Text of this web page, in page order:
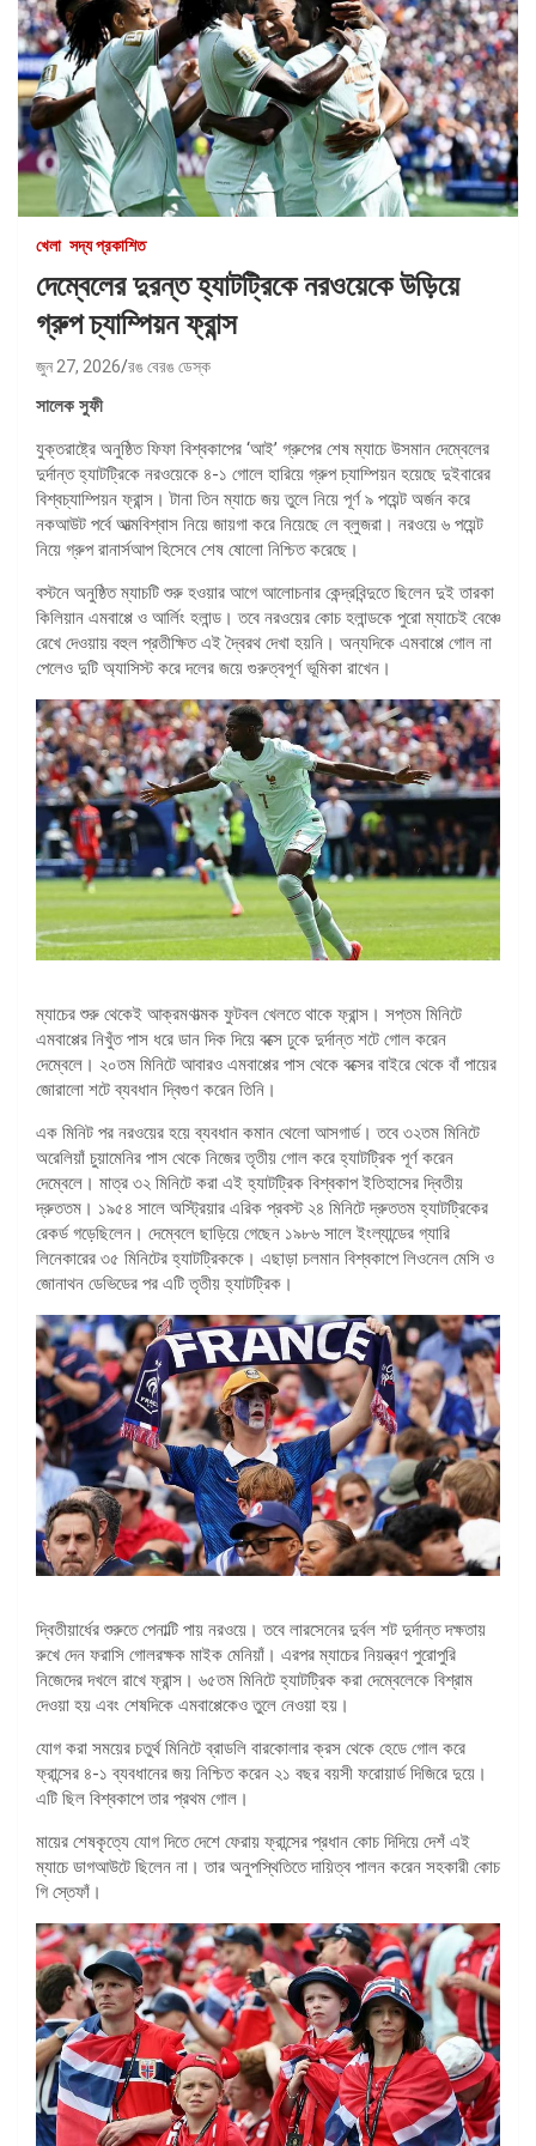
খেলা সদ্য প্রকাশিত
দেম্বেলের দুরন্ত হ্যাটট্রিকে নরওয়েকে উড়িয়ে
গ্রুপ চ্যাম্পিয়ন ফ্রান্স
জুন 27, 2026 রঙ বেরঙ ডেস্ক
সালেক সুফী
যুক্তরাষ্ট্রে অনুষ্ঠিত ফিফা বিশ্বকাপের ‘আই’ গ্রুপের শেষ ম্যাচে উসমান দেম্বেলের
দুর্দান্ত হ্যাটট্রিকে নরওয়েকে ৪-১ গোলে হারিয়ে গ্রুপ চ্যাম্পিয়ন হয়েছে দুইবারের
বিশ্বচ্যাম্পিয়ন ফ্রান্স। টানা তিন ম্যাচে জয় তুলে নিয়ে পূর্ণ ৯ পয়েন্ট অর্জন করে
নকআউট পর্বে আত্মবিশ্বাস নিয়ে জায়গা করে নিয়েছে লে ব্লুজরা। নরওয়ে ৬ পয়েন্ট
নিয়ে গ্রুপ রানার্সআপ হিসেবে শেষ ষোলো নিশ্চিত করেছে।
বস্টনে অনুষ্ঠিত ম্যাচটি শুরু হওয়ার আগে আলোচনার কেন্দ্রবিন্দুতে ছিলেন দুই তারকা
কিলিয়ান এমবাপ্পে ও আর্লিং হলান্ড। তবে নরওয়ের কোচ হলান্ডকে পুরো ম্যাচেই বেঞ্চে
রেখে দেওয়ায় বহুল প্রতীক্ষিত এই দ্বৈরথ দেখা হয়নি। অন্যদিকে এমবাপ্পে গোল না
পেলেও দুটি অ্যাসিস্ট করে দলের জয়ে গুরুত্বপূর্ণ ভূমিকা রাখেন।
ম্যাচের শুরু থেকেই আক্রমণাত্মক ফুটবল খেলতে থাকে ফ্রান্স। সপ্তম মিনিটে
এমবাপ্পের নিখুঁত পাস ধরে ডান দিক দিয়ে বক্সে ঢুকে দুর্দান্ত শটে গোল করেন
দেম্বেলে। ২০তম মিনিটে আবারও এমবাপ্পের পাস থেকে বক্সের বাইরে থেকে বাঁ পায়ের
জোরালো শটে ব্যবধান দ্বিগুণ করেন তিনি।
এক মিনিট পর নরওয়ের হয়ে ব্যবধান কমান থেলো আসগার্ড। তবে ৩২তম মিনিটে
অরেলিয়াঁ চুয়ামেনির পাস থেকে নিজের তৃতীয় গোল করে হ্যাটট্রিক পূর্ণ করেন
দেম্বেলে। মাত্র ৩২ মিনিটে করা এই হ্যাটট্রিক বিশ্বকাপ ইতিহাসের দ্বিতীয়
দ্রুততম। ১৯৫৪ সালে অস্ট্রিয়ার এরিক প্রবস্ট ২৪ মিনিটে দ্রুততম হ্যাটট্রিকের
রেকর্ড গড়েছিলেন। দেম্বেলে ছাড়িয়ে গেছেন ১৯৮৬ সালে ইংল্যান্ডের গ্যারি
লিনেকারের ৩৫ মিনিটের হ্যাটট্রিককে। এছাড়া চলমান বিশ্বকাপে লিওনেল মেসি ও
জোনাথন ডেভিডের পর এটি তৃতীয় হ্যাটট্রিক।
দ্বিতীয়ার্ধের শুরুতে পেনাল্টি পায় নরওয়ে। তবে লারসেনের দুর্বল শট দুর্দান্ত দক্ষতায়
রুখে দেন ফরাসি গোলরক্ষক মাইক মেনিয়াঁ। এরপর ম্যাচের নিয়ন্ত্রণ পুরোপুরি
নিজেদের দখলে রাখে ফ্রান্স। ৬৫তম মিনিটে হ্যাটট্রিক করা দেম্বেলেকে বিশ্রাম
দেওয়া হয় এবং শেষদিকে এমবাপ্পেকেও তুলে নেওয়া হয়।
যোগ করা সময়ের চতুর্থ মিনিটে ব্রাডলি বারকোলার ক্রস থেকে হেডে গোল করে
ফ্রান্সের ৪-১ ব্যবধানের জয় নিশ্চিত করেন ২১ বছর বয়সী ফরোয়ার্ড দিজিরে দুয়ে।
এটি ছিল বিশ্বকাপে তার প্রথম গোল।
মায়ের শেষকৃত্যে যোগ দিতে দেশে ফেরায় ফ্রান্সের প্রধান কোচ দিদিয়ে দেশঁ এই
ম্যাচে ডাগআউটে ছিলেন না। তার অনুপস্থিতিতে দায়িত্ব পালন করেন সহকারী কোচ
গি স্তেফাঁ।